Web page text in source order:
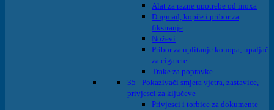
Alat za razne upotrebe od inoxa
Dugmad, kopče i pribor za
fiksiranje
Noževi
Pribor za uplitanje konopa; upaljač
za cigarete
Trake za popravke
35 - Pokazivači smjera vjetra, zastavice,
privjesci za ključeve
Privjesci i torbice za dokumente